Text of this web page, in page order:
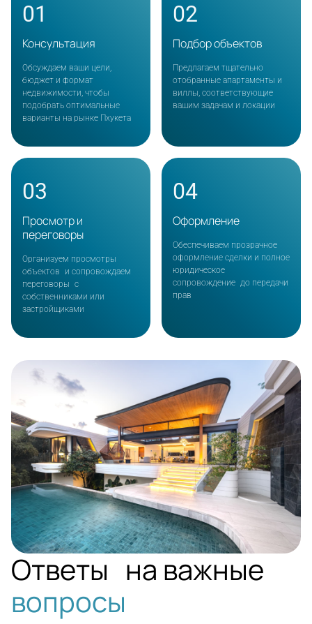
01
Консультация
Обсуждаем ваши цели,
бюджет и формат
недвижимости, чтобы
подобрать оптимальные
варианты на рынке Пхукета
02
Подбор объектов
Предлагаем тщательно
отобранные апартаменты и
виллы, соответствующие
вашим задачам и локации
03
Просмотр и
переговоры
Организуем просмотры
объектов и сопровождаем
переговоры с
собственниками или
застройщиками
04
Оформление
Обеспечиваем прозрачное
оформление сделки и полное
юридическое
сопровождение до передачи
прав
PHUKET
Ответы на важные
вопросы